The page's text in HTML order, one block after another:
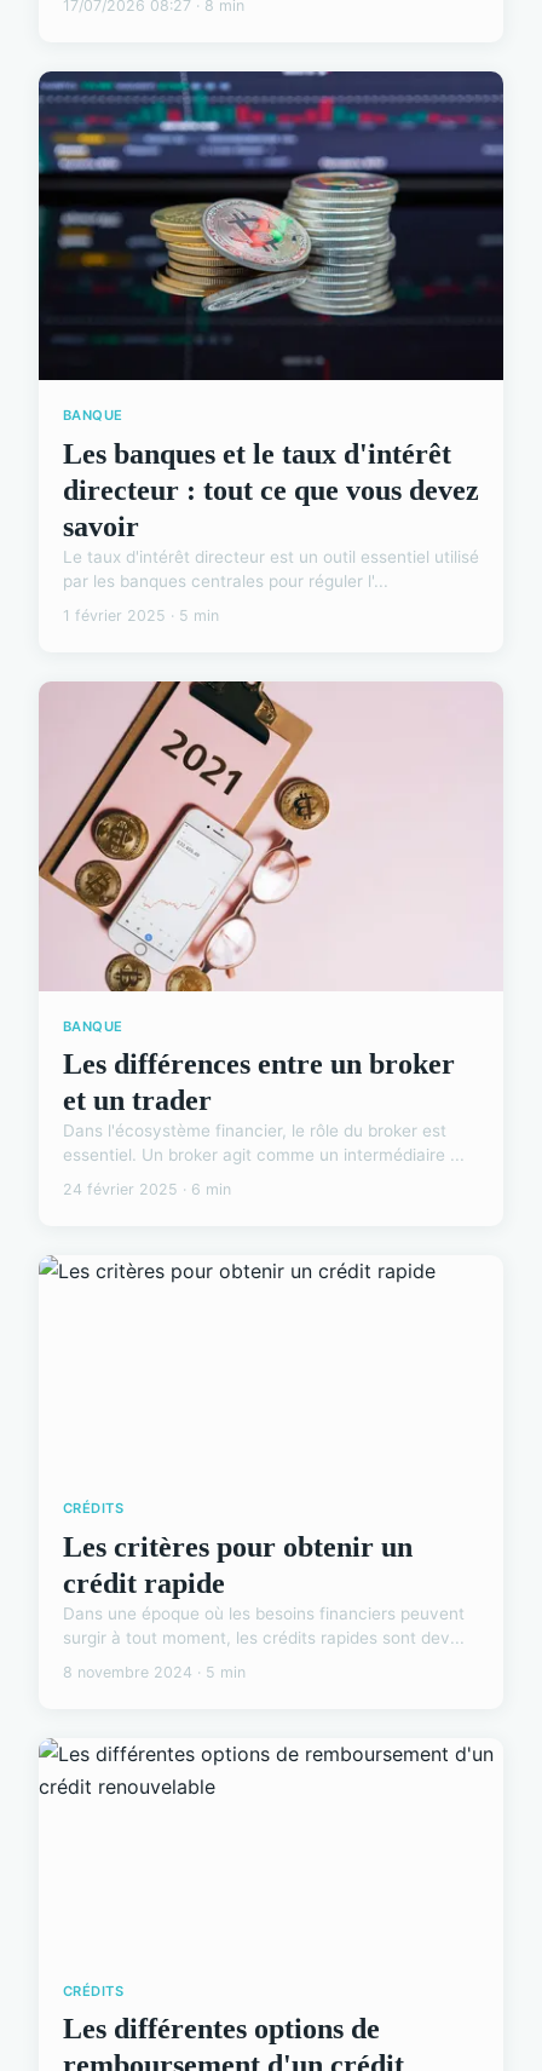
17/07/2026 08:27 · 8 min
BANQUE
Les banques et le taux d'intérêt
directeur : tout ce que vous devez
savoir
Le taux d'intérêt directeur est un outil essentiel utilisé
par les banques centrales pour réguler l'...
1 février 2025 · 5 min
BANQUE
Les différences entre un broker
et un trader
Dans l'écosystème financier, le rôle du broker est
essentiel. Un broker agit comme un intermédiaire ...
24 février 2025 · 6 min
CRÉDITS
Les critères pour obtenir un
crédit rapide
Dans une époque où les besoins financiers peuvent
surgir à tout moment, les crédits rapides sont dev...
8 novembre 2024 · 5 min
CRÉDITS
Les différentes options de